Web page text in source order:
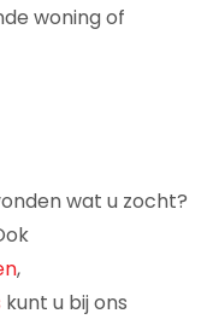
woning of
wat u zocht?
,
kunt u bij ons